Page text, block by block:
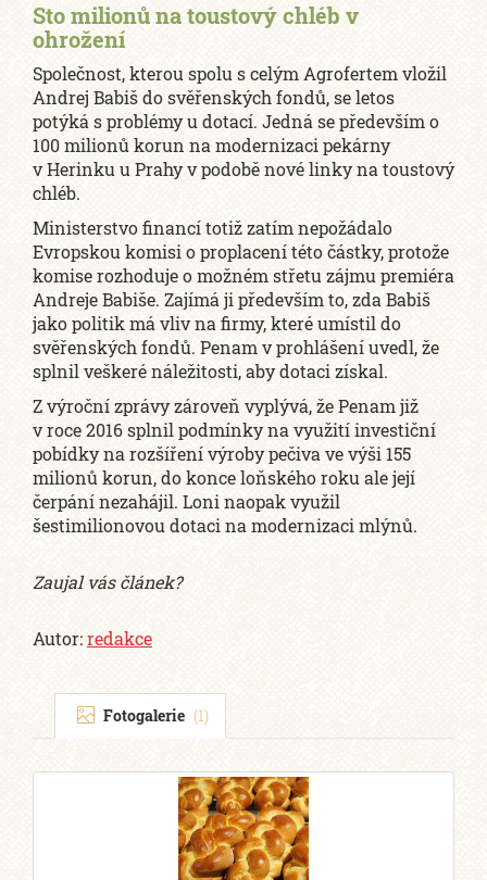
Sto milionů na toustový chléb v
ohrožení
Společnost, kterou spolu s celým Agrofertem vložil
Andrej Babiš do svěřenských fondů, se letos
potýká s problémy u dotací. Jedná se především o
100 milionů korun na modernizaci pekárny
v Herinku u Prahy v podobě nové linky na toustový
chléb.
Ministerstvo financí totiž zatím nepožádalo
Evropskou komisi o proplacení této částky, protože
komise rozhoduje o možném střetu zájmu premiéra
Andreje Babiše. Zajímá ji především to, zda Babiš
jako politik má vliv na firmy, které umístil do
svěřenských fondů. Penam v prohlášení uvedl, že
splnil veškeré náležitosti, aby dotaci získal.
Z výroční zprávy zároveň vyplývá, že Penam již
v roce 2016 splnil podmínky na využití investiční
pobídky na rozšíření výroby pečiva ve výši 155
milionů korun, do konce loňského roku ale její
čerpání nezahájil. Loni naopak využil
šestimilionovou dotaci na modernizaci mlýnů.
Zaujal vás článek?
Autor:redakce
Fotogalerie (1)